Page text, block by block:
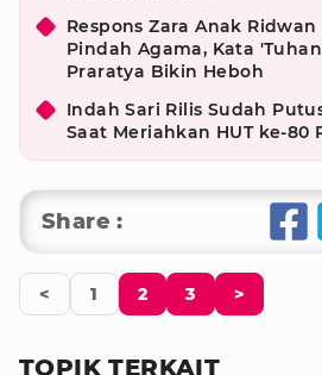
Respons Zara Anak
Pindah Agama, Kata
Praratya Bikin Heboh
Indah Sari Rilis Sudah
Saat Meriahkan HUT ke-80
Share :
< 1 2 3 >
TOPIK TERKAIT